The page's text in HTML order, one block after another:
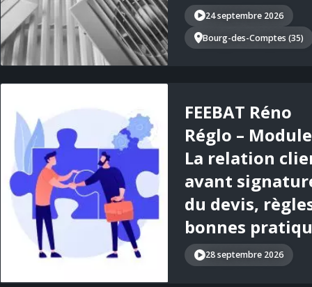
24 septembre 2026
Bourg-des-Comptes (35)
FEEBAT Réno
Réglo –
La relation
avant
du devis,
bonnes
28 septembre 2026